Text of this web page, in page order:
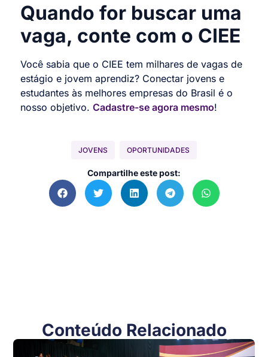
Quando for buscar uma
vaga, conte com o CIEE
Você sabia que o CIEE tem milhares de vagas de
estágio e jovem aprendiz? Conectar jovens e
estudantes às melhores empresas do Brasil é o
nosso objetivo. Cadastre-se agora mesmo!
JOVENS OPORTUNIDADES
Compartilhe este post:
Conteúdo Relacionado